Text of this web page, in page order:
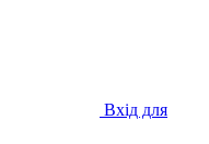
Вхід для